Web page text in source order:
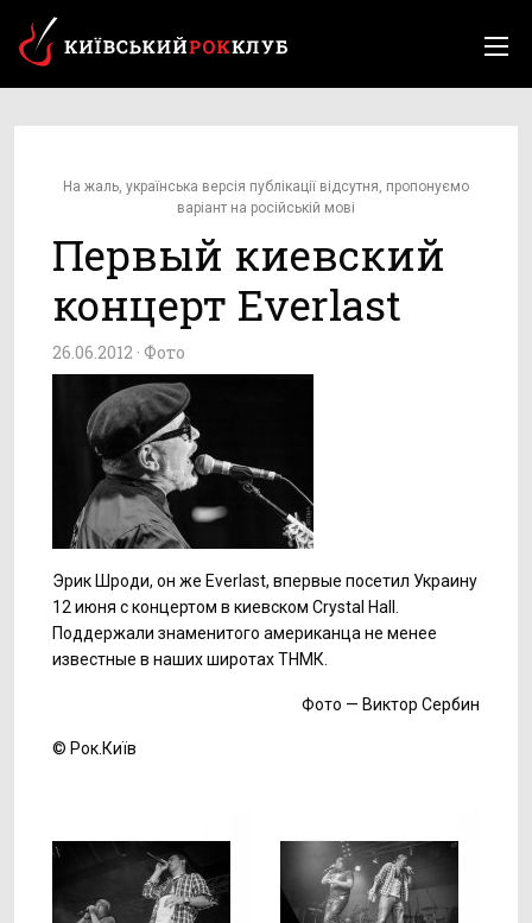
На жаль, українська версія публікації відсутня, пропонуємо
варіант на російській мові
Первый киевский
концерт Everlast
26.06.2012 · Фото
Эрик Шроди, он же Everlast, впервые посетил Украину
12 июня с концертом в киевском Crystal Hall.
Поддержали знаменитого американца не менее
известные в наших широтах ТНМК.
Фото — Виктор Сербин
© Рок.Київ